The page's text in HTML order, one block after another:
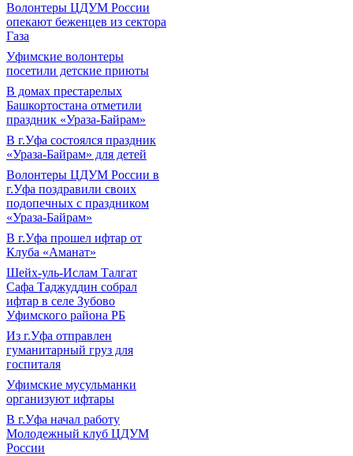
Волонтеры ЦДУМ России
опекают беженцев из сектора
Газа
Уфимские волонтеры
посетили детские приюты
В домах престарелых
Башкортостана отметили
праздник «Ураза-Байрам»
В г.Уфа состоялся праздник
«Ураза-Байрам» для детей
Волонтеры ЦДУМ России в
г.Уфа поздравили своих
подопечных с праздником
«Ураза-Байрам»
В г.Уфа прошел ифтар от
Клуба «Аманат»
Шейх-уль-Ислам Талгат
Сафа Таджуддин собрал
ифтар в селе Зубово
Уфимского района РБ
Из г.Уфа отправлен
гуманитарный груз для
госпиталя
Уфимские мусульманки
организуют ифтары
В г.Уфа начал работу
Молодежный клуб ЦДУМ
России